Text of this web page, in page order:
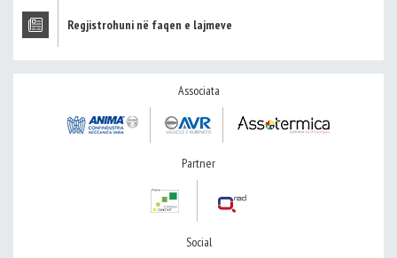
Regjistrohuni në faqen e lajmeve
Associata
Partner
Social